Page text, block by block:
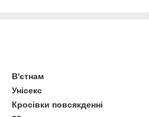
В'єтнам
Унісекс
Кросівки повсякденні